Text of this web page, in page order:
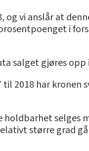
og vi anslår at
i
salget gjøres opp
2018 har kronen
selges
større grad